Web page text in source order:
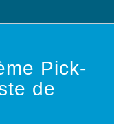
Pick-
de